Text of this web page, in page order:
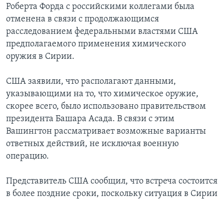
Роберта Форда с российскими коллегами была
отменена в связи с продолжающимся
расследованием федеральными властями США
предполагаемого применения химического
оружия в Сирии.
США заявили, что располагают данными,
указывающими на то, что химическое оружие,
скорее всего, было использовано правительством
президента Башара Асада. В связи с этим
Вашингтон рассматривает возможные варианты
ответных действий, не исключая военную
операцию.
Представитель США сообщил, что встреча состоится
в более поздние сроки, поскольку ситуация в Сирии